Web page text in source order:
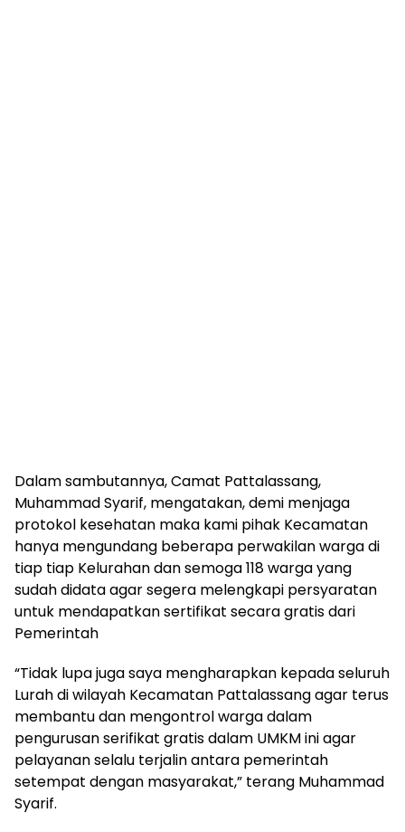
Dalam sambutannya, Camat Pattalassang,
Muhammad Syarif, mengatakan, demi menjaga
protokol kesehatan maka kami pihak Kecamatan
hanya mengundang beberapa perwakilan warga di
tiap tiap Kelurahan dan semoga 118 warga yang
sudah didata agar segera melengkapi persyaratan
untuk mendapatkan sertifikat secara gratis dari
Pemerintah
“Tidak lupa juga saya mengharapkan kepada seluruh
Lurah di wilayah Kecamatan Pattalassang agar terus
membantu dan mengontrol warga dalam
pengurusan serifikat gratis dalam UMKM ini agar
pelayanan selalu terjalin antara pemerintah
setempat dengan masyarakat,” terang Muhammad
Syarif.